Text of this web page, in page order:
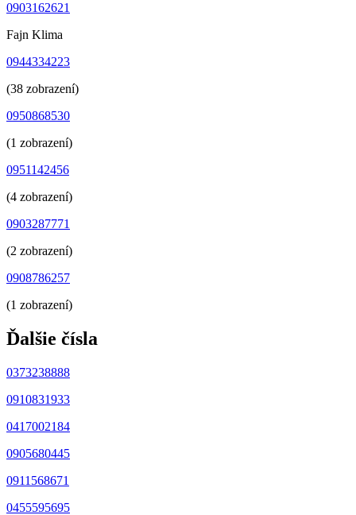
0903162621
Fajn Klima
0944334223
(38 zobrazení)
0950868530
(1 zobrazení)
0951142456
(4 zobrazení)
0903287771
(2 zobrazení)
0908786257
(1 zobrazení)
Ďalšie čísla
0373238888
0910831933
0417002184
0905680445
0911568671
0455595695